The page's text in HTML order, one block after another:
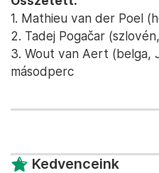
1. Mathieu van der Poel
2. Tadej Pogačar
3. Wout van Aert (belga,
másodperc
Kedvenceink